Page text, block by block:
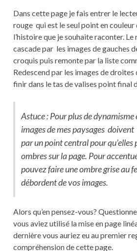
Dans cette page je fais entrer le
rouge qui est le seul point en couleur
l’histoire que je souhaite raconter. Le
cascade par les images de gauches
croquis puis remonte par la liste
Redescend par les images de
finir dans le tas de valises point final
Astuce : Pour plus de dynamisme
images de mes paysages
par un point central pour qu’elles
ombres sur la page. Pour
pouvez faire une ombre grise au
débordent de vos images.
Alors qu’en pensez-vous?
vous aviez utilisé la mise en page
dernière vous auriez eu au premier
compréhension de cette page.